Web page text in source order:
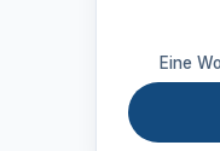
Eine